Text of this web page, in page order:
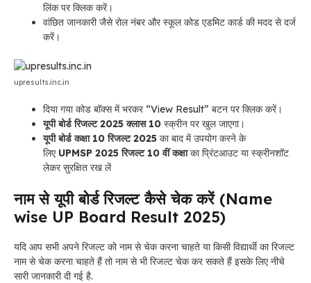
लिंक पर क्लिक करें।
वांछित जानकारी जैसे रोल नंबर और स्कूल कोड एडमिट कार्ड की मदद से दर्ज
करें।
upresults.inc.in
दिया गया कोड बॉक्स में भरकर “View Result” बटन पर क्लिक करें।
यूपी बोर्ड रिजल्ट 2025 क्लास 10 स्क्रीन पर खुल जाएगा।
यूपी बोर्ड कक्षा 10 रिजल्ट 2025 का बाद में उपयोग करने के
लिए UPMSP 2025 रिजल्ट 10 वीं कक्षाका प्रिंटआउट या स्क्रीनशॉट
लेकर सुरक्षित रख लें
नाम से यूपी बोर्ड रिजल्ट कैसे चेक करें (Name
wise UP Board Result 2025)
यदि आप सभी अपने रिजल्ट को नाम से चेक करना चाहते या किसी विद्यार्थी का रिजल्ट
नाम से चेक करना चाहते हैं तो नाम से भी रिजल्ट चेक कर सकते हैं इसके लिए नीचे
सारी जानकारी दी गई है.